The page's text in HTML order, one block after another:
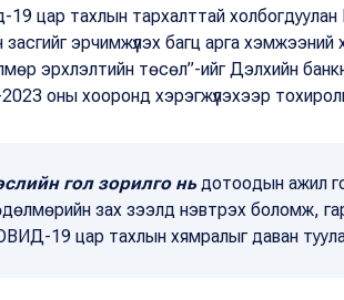
19 цар тахлын тархалттай холбогдуулан
засгийг эрчимжүүлэх багц арга
эрхлэлтийн төсөл”-ийг Дэлхийн
оны хооронд хэрэгжүүлэхээр
гол зорилго нь дотоодын ажил
зах зээлд нэвтрэх боломж,
19 цар тахлын хямралыг даван